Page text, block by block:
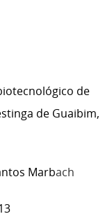
de
de Guaibim,
Marbach